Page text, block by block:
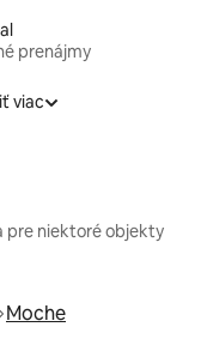
prenájmy
viac
pre niektoré objekty
Moche